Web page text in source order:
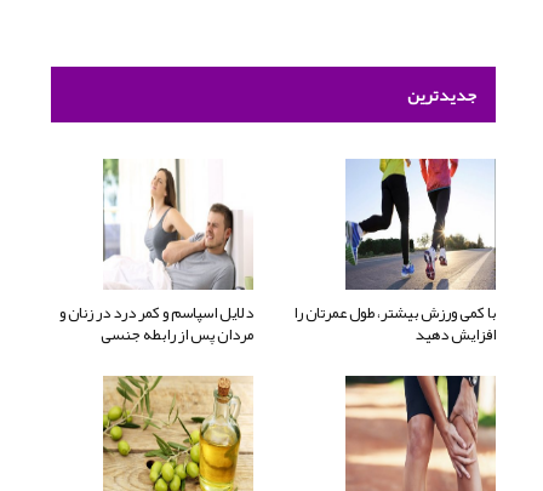
جدیدترین
با کمی ورزش بیشتر، طول عمرتان را
افزایش دهید
دلایل اسپاسم و کمر درد در زنان و
مردان پس از رابطه جنسی